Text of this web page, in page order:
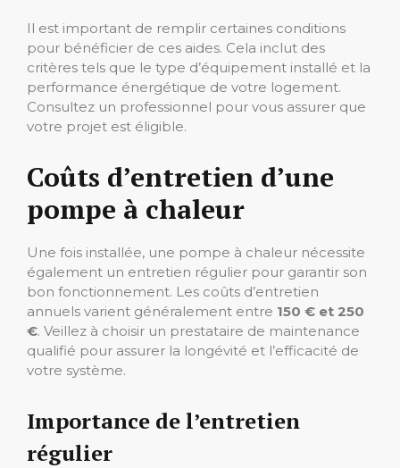
Il est important de remplir certaines conditions
pour bénéficier de ces aides. Cela inclut des
critères tels que le type d’équipement installé et la
performance énergétique de votre logement.
Consultez un professionnel pour vous assurer que
votre projet est éligible.
Coûts d’entretien d’une
pompe à chaleur
Une fois installée, une pompe à chaleur nécessite
également un entretien régulier pour garantir son
bon fonctionnement. Les coûts d’entretien
annuels varient généralement entre 150 € et 250
€. Veillez à choisir un prestataire de maintenance
qualifié pour assurer la longévité et l’efficacité de
votre système.
Importance de l’entretien
régulier